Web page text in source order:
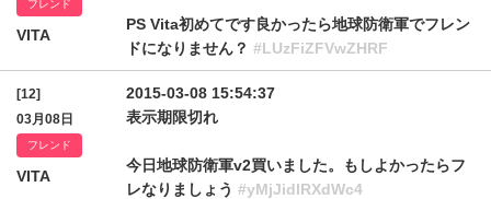
フレンド
VITA
PS Vita初めてです良かったら地球防衛軍でフレン
ドになりません？ #LUzFiZFVwZHRF
[12]
03月08日
フレンド
VITA
2015-03-08 15:54:37
表示期限切れ
今日地球防衛軍v2買いました。もしよかったらフ
レなりましょう #yMjJidlRXdWc4